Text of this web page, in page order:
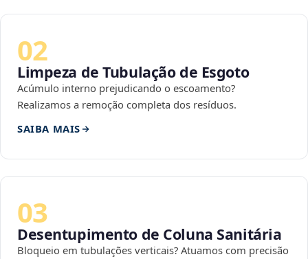
02
Limpeza de Tubulação de Esgoto
Acúmulo interno prejudicando o escoamento?
Realizamos a remoção completa dos resíduos.
SAIBA MAIS
03
Desentupimento de Coluna Sanitária
Bloqueio em tubulações verticais? Atuamos com precisão